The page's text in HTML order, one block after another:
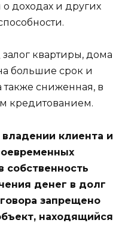
доходах и других
квартиры, дома
большие срок и
также сниженная, в
кредитованием.
клиента и
собственность
денег в долг
запрещено
находящийся